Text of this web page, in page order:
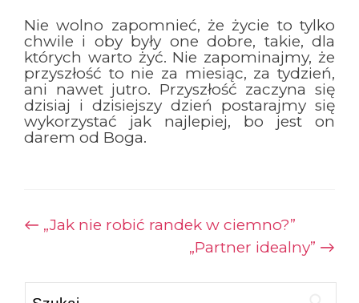
Nie wolno zapomnieć, że życie to tylko
chwile i oby były one dobre, takie, dla
których warto żyć. Nie zapominajmy, że
przyszłość to nie za miesiąc, za tydzień,
ani nawet jutro. Przyszłość zaczyna się
dzisiaj i dzisiejszy dzień postarajmy się
wykorzystać jak najlepiej, bo jest on
darem od Boga.
Zobacz
← „Jak nie robić randek w ciemno?”
„Partner idealny” →